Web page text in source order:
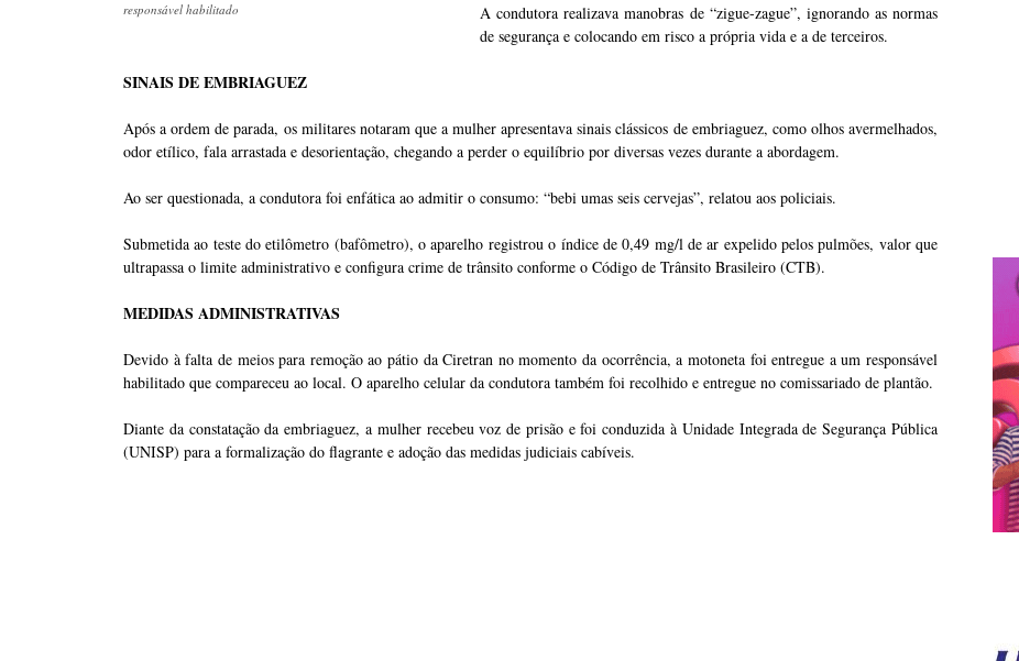
responsável habilitado
A condutora realizava manobras de “zigue-zague”, ignorando as normas
de segurança e colocando em risco a própria vida e a de terceiros.
SINAIS DE EMBRIAGUEZ
Após a ordem de parada, os militares notaram que a mulher apresentava sinais clássicos de embriaguez, como olhos avermelhados,
odor etílico, fala arrastada e desorientação, chegando a perder o equilíbrio por diversas vezes durante a abordagem.
Ao ser questionada, a condutora foi enfática ao admitir o consumo: “bebi umas seis cervejas”, relatou aos policiais.
Submetida ao teste do etilômetro (bafômetro), o aparelho registrou o índice de 0,49 mg/l de ar expelido pelos pulmões, valor que
ultrapassa o limite administrativo e configura crime de trânsito conforme o Código de Trânsito Brasileiro (CTB).
MEDIDAS ADMINISTRATIVAS
Devido à falta de meios para remoção ao pátio da Ciretran no momento da ocorrência, a motoneta foi entregue a um responsável
habilitado que compareceu ao local. O aparelho celular da condutora também foi recolhido e entregue no comissariado de plantão.
Diante da constatação da embriaguez, a mulher recebeu voz de prisão e foi conduzida à Unidade Integrada de Segurança Pública
(UNISP) para a formalização do flagrante e adoção das medidas judiciais cabíveis.